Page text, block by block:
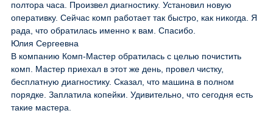
полтора часа. Произвел диагностику. Установил новую
оперативку. Сейчас комп работает так быстро, как никогда. Я
рада, что обратилась именно к вам. Спасибо.
Юлия Сергеевна
В компанию Комп-Мастер обратилась с целью почистить
комп. Мастер приехал в этот же день, провел чистку,
бесплатную диагностику. Сказал, что машина в полном
порядке. Заплатила копейки. Удивительно, что сегодня есть
такие мастера.